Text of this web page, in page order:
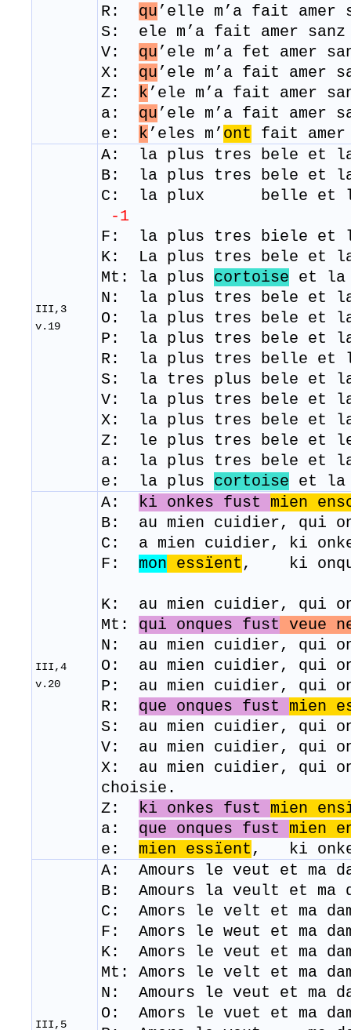
R: qu ’elle m’a fait
S: ele m’a fait amer
V: qu ’ele m’a fet amer
X: qu ’ele m’a fait amer
Z: k ’ele m’a fait amer
a: qu ’ele m’a fait amer
e: k ’eles m’ ont fait
III,3
v.19
A: la plus tres bele et
B: la plus tres bele et
C: la plux belle et
-1
F: la plus tres biele et
K: La plus tres bele et
Mt: la plus cortoise et la
N: la plus tres bele et
O: la plus tres bele et
P: la plus tres bele et
R: la plus tres belle et
​S : la tres plus bele et
V: la plus tres bele et
X: la plus tres bele et
Z: le plus tres bele et
a: la plus tres bele et
e: la plus cortoise et la
III,4
v.20
A: ki onkes fust mien
B: au mien cuidier, qui
C: a mien cuidier, ki
F: mon essïent , ki
K: au mien cuidier, qui
Mt: qui onques fust veue
N: au mien cuidier, qui
O: au mien cuidier, qui
P: au mien cuidier, qui
R: que onques fust mien
S: au mien cuidier, qui
V: au mien cuidier, qui
X: au mien cuidier, qui
choisie.
Z: ki onkes fust mien
a: que onques fust mien
e: mien essïent , ki
III,5
A: Amours le veut et ma
B: Amours la veult et ma
C: Amors le velt et ma
F: Amors le weut et ma
K: Amors le veut et ma
Mt: Amors le velt et ma
N: Amours le veut et ma
​O: Amors le vuet et ma